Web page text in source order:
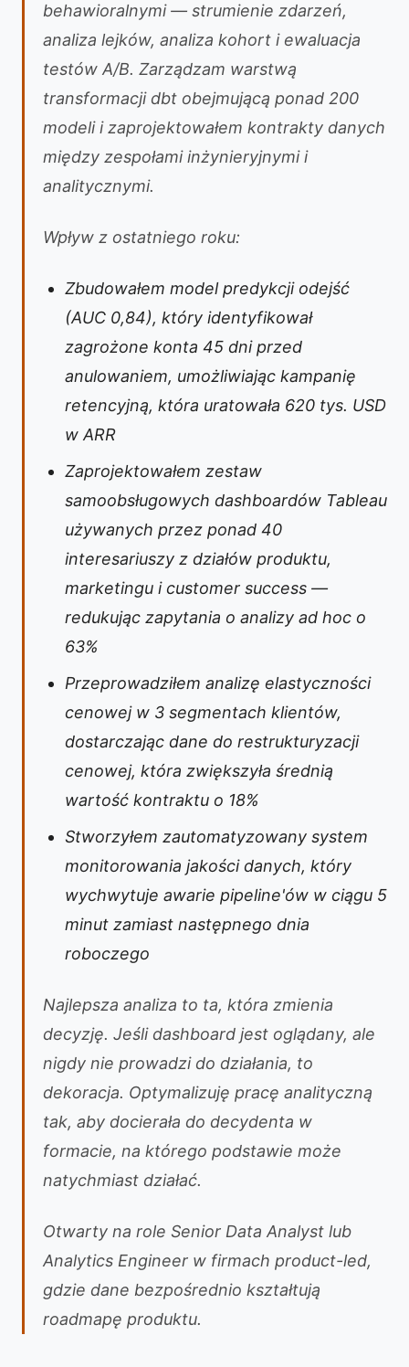
behawioralnymi — strumienie zdarzeń,
analiza lejków, analiza kohort i ewaluacja
testów A/B. Zarządzam warstwą
transformacji dbt obejmującą ponad 200
modeli i zaprojektowałem kontrakty danych
między zespołami inżynieryjnymi i
analitycznymi.
Wpływ z ostatniego roku:
Zbudowałem model predykcji odejść
(AUC 0,84), który identyfikował
zagrożone konta 45 dni przed
anulowaniem, umożliwiając kampanię
retencyjną, która uratowała 620 tys. USD
w ARR
Zaprojektowałem zestaw
samoobsługowych dashboardów Tableau
używanych przez ponad 40
interesariuszy z działów produktu,
marketingu i customer success —
redukując zapytania o analizy ad hoc o
63%
Przeprowadziłem analizę elastyczności
cenowej w 3 segmentach klientów,
dostarczając dane do restrukturyzacji
cenowej, która zwiększyła średnią
wartość kontraktu o 18%
Stworzyłem zautomatyzowany system
monitorowania jakości danych, który
wychwytuje awarie pipeline'ów w ciągu 5
minut zamiast następnego dnia
roboczego
Najlepsza analiza to ta, która zmienia
decyzję. Jeśli dashboard jest oglądany, ale
nigdy nie prowadzi do działania, to
dekoracja. Optymalizuję pracę analityczną
tak, aby docierała do decydenta w
formacie, na którego podstawie może
natychmiast działać.
Otwarty na role Senior Data Analyst lub
Analytics Engineer w firmach product-led,
gdzie dane bezpośrednio kształtują
roadmapę produktu.